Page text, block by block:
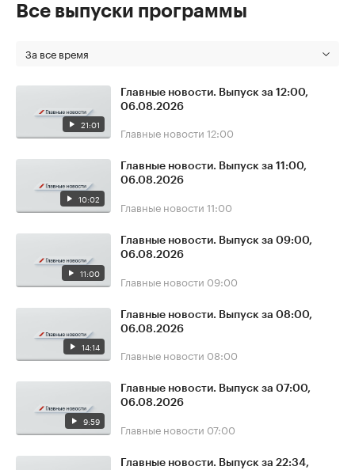
Все выпуски программы
За все время
21:01
Главные новости. Выпуск за 12:00,
06.08.2026
Главные новости 12:00
10:02
Главные новости. Выпуск за 11:00,
06.08.2026
Главные новости 11:00
11:00
Главные новости. Выпуск за 09:00,
06.08.2026
Главные новости 09:00
14:14
Главные новости. Выпуск за 08:00,
06.08.2026
Главные новости 08:00
9:59
Главные новости. Выпуск за 07:00,
06.08.2026
Главные новости 07:00
Главные новости. Выпуск за 22:34,